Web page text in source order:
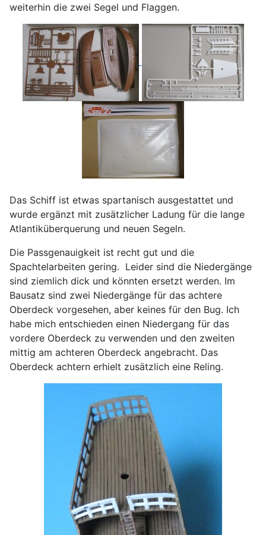
weiterhin die zwei Segel und Flaggen.
Das Schiff ist etwas spartanisch ausgestattet und
wurde ergänzt mit zusätzlicher Ladung für die lange
Atlantiküberquerung und neuen Segeln.
Die Passgenauigkeit ist recht gut und die
Spachtelarbeiten gering. Leider sind die Niedergänge
sind ziemlich dick und könnten ersetzt werden. Im
Bausatz sind zwei Niedergänge für das achtere
Oberdeck vorgesehen, aber keines für den Bug. Ich
habe mich entschieden einen Niedergang für das
vordere Oberdeck zu verwenden und den zweiten
mittig am achteren Oberdeck angebracht. Das
Oberdeck achtern erhielt zusätzlich eine Reling.